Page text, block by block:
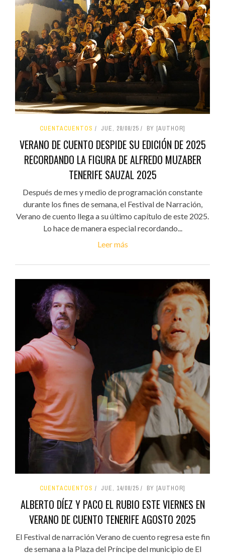
CUENTACUENTOS JUE, 28/08/25 BY [AUTHOR]
VERANO DE CUENTO DESPIDE SU EDICIÓN DE 2025
RECORDANDO LA FIGURA DE ALFREDO MUZABER
TENERIFE SAUZAL 2025
Después de mes y medio de programación constante
durante los fines de semana, el Festival de Narración,
Verano de cuento llega a su último capítulo de este 2025.
Lo hace de manera especial recordando...
Leer más
CUENTACUENTOS JUE, 14/08/25 BY [AUTHOR]
ALBERTO DÍEZ Y PACO EL RUBIO ESTE VIERNES EN
VERANO DE CUENTO TENERIFE AGOSTO 2025
El Festival de narración Verano de cuento regresa este fin
de semana a la Plaza del Príncipe del municipio de El